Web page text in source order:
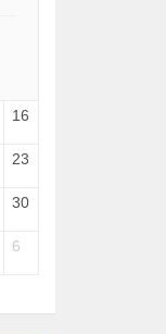
16
23
30
6